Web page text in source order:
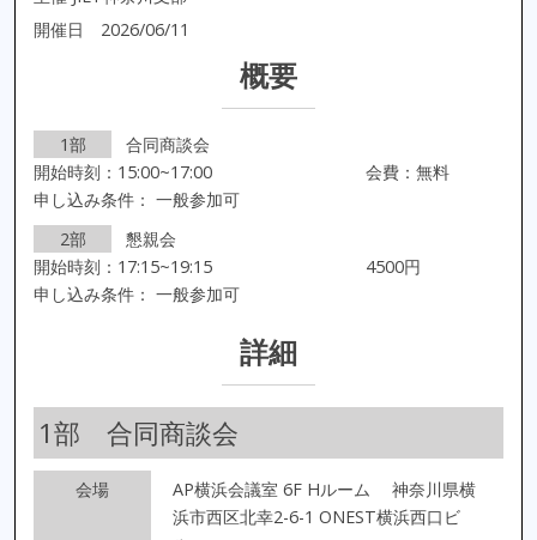
開催日 2026/06/11
概要
1部
合同商談会
開始時刻：15:00~17:00
会費：無料
申し込み条件： 一般参加可
2部
懇親会
開始時刻：17:15~19:15
4500円
申し込み条件： 一般参加可
詳細
1部 合同商談会
会場 AP横浜会議室 6F Hルーム
神奈川県横
浜市西区北幸2-6-1 ONEST横浜西口ビ